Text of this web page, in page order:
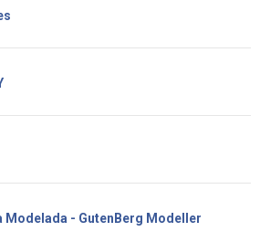
Modelada - GutenBerg Modeller